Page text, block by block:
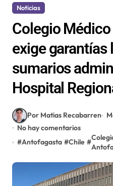
Noticias
Colegio
exige garantías
sumarios
Hospital
Por Matias Recabarren
No hay comentarios
#Antofagasta #Chile #